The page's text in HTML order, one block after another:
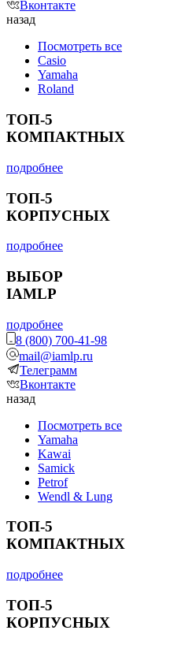
Вконтакте
назад
Посмотреть все
Casio
Yamaha
Roland
ТОП-5
КОМПАКТНЫХ
подробнее
ТОП-5
КОРПУСНЫХ
подробнее
ВЫБОР
IAMLP
подробнее
8 (800) 700-41-98
mail@iamlp.ru
Телеграмм
Вконтакте
назад
Посмотреть все
Yamaha
Kawai
Samick
Petrof
Wendl & Lung
ТОП-5
КОМПАКТНЫХ
подробнее
ТОП-5
КОРПУСНЫХ